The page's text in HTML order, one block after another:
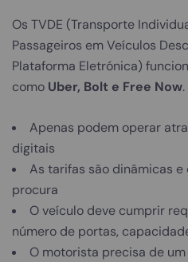
Os TVDE (Transporte
Passageiros em Veículos
Plataforma Eletrónica)
como Uber, Bolt e Free Now.
Apenas podem operar
digitais
As tarifas são dinâmicas
procura
O veículo deve cumprir
número de portas,
O motorista precisa de um